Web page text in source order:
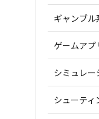
ギャンブル
ゲームアプ
シミュレー
シューティ